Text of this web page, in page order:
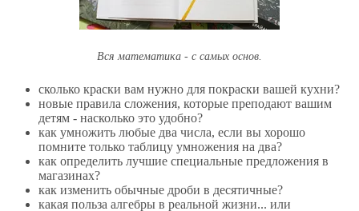
Вся математика - с самых основ.
сколько краски вам нужно для покраски вашей кухни?
новые правила сложения, которые преподают вашим
детям - насколько это удобно?
как умножить любые два числа, если вы хорошо
помните только таблицу умножения на два?
как определить лучшие специальные предложения в
магазинах?
как изменить обычные дроби в десятичные?
какая польза алгебры в реальной жизни... или